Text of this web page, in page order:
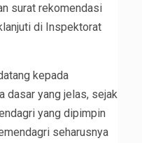
surat rekomendasi
di Inspektorat
kepada
dasar yang jelas, sejak
yang dipimpin
seharusnya